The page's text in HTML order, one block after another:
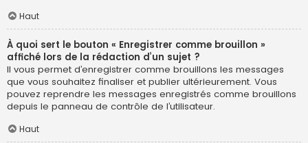
Haut
À quoi sert le bouton « Enregistrer comme brouillon »
affiché lors de la rédaction d’un sujet ?
Il vous permet d’enregistrer comme brouillons les messages
que vous souhaitez finaliser et publier ultérieurement. Vous
pouvez reprendre les messages enregistrés comme brouillons
depuis le panneau de contrôle de l’utilisateur.
Haut